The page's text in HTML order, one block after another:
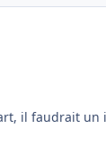
il faudrait